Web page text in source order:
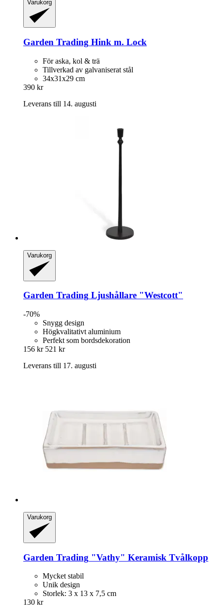
Varukorg
Garden Trading Hink m. Lock
För aska, kol & trä
Tillverkad av galvaniserat stål
34x31x29 cm
390 kr
Leverans till 14. augusti
Varukorg
Garden Trading Ljushållare "Westcott"
-70%
Snygg design
Högkvalitativt aluminium
Perfekt som bordsdekoration
156 kr 521 kr
Leverans till 17. augusti
Varukorg
Garden Trading "Vathy" Keramisk Tvålkopp
Mycket stabil
Unik design
Storlek: 3 x 13 x 7,5 cm
130 kr